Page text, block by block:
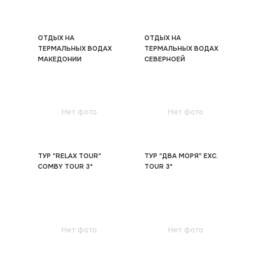
ОТДЫХ НА
ТЕРМАЛЬНЫХ ВОДАХ
МАКЕДОНИИ
ОТДЫХ НА
ТЕРМАЛЬНЫХ ВОДАХ
СЕВЕРНОЕЙ
Нет фото
ТУР "RELAX TOUR"
COMBY TOUR 3*
Нет фото
ТУР "ДВА МОРЯ" EXC.
TOUR 3*
Нет фото Нет фото